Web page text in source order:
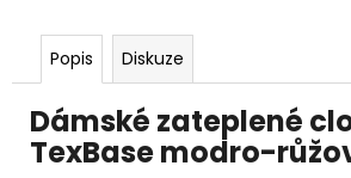
Popis Diskuze
Dámské zateplené
TexBasemodro-